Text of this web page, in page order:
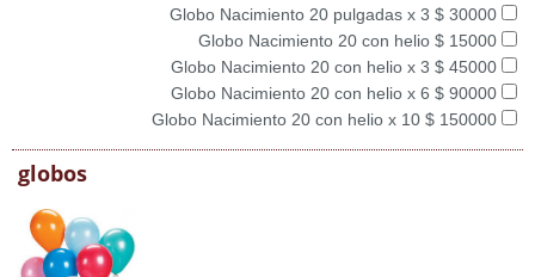
Globo Nacimiento 20 pulgadas x 3 $ 30000
Globo Nacimiento 20 con helio $ 15000
Globo Nacimiento 20 con helio x 3 $ 45000
Globo Nacimiento 20 con helio x 6 $ 90000
Globo Nacimiento 20 con helio x 10 $ 150000
globos